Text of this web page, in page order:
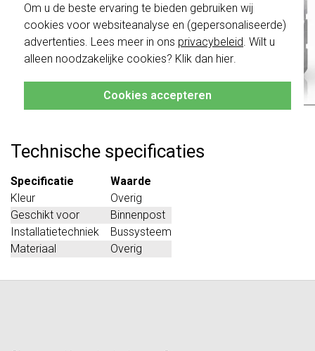
Om u de beste ervaring te bieden gebruiken wij
cookies voor websiteanalyse en (gepersonaliseerde)
advertenties. Lees meer in ons privacybeleid . Wilt u
alleen noodzakelijke cookies? Klik dan hier
Cookies accepteren
geplaatst. Ook bij montage in de energiezuil is deze
kabelset nodig als er meerdere lege units tussen de
kleurencamera en het deurstation (busaankoppelaar)
moeten worden overbrugd. Daarmee biedt Gira een
praktische oplossing voor situaties waarin de standaard
opstelling niet direct aansluit op de gewenste
Technische specificaties
Specificatie
Waarde
Kleur
Overig
Geschikt voor
Binnenpost
Installatietechniek
Bussysteem
Materiaal
Overig
schakelwippen zijn vernieuwd. Ze zijn
niette combineren met de schakelaars
van vóór augustus 2024.
Klik hiervoor meer informatie, zodat je